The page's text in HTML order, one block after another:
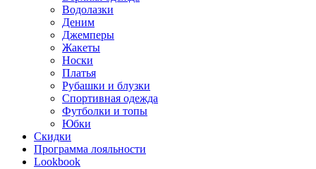
Водолазки
Деним
Джемперы
Жакеты
Носки
Платья
Рубашки и блузки
Спортивная одежда
Футболки и топы
Юбки
Скидки
Программа лояльности
Lookbook